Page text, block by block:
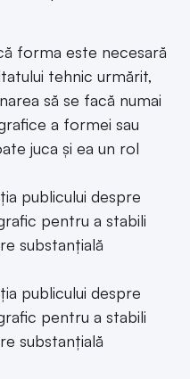
forma este necesară
tehnic urmărit,
să se facă numai
a formei sau
juca și ea un rol
publicului despre
pentru a stabili
substanțială
publicului despre
pentru a stabili
substanțială